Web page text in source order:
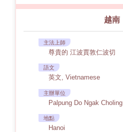
越南
主法上師
尊貴的 江波賈敦仁波切
語文
英文, Vietnamese
主辦單位
Palpung Do Ngak Choling
地點
Hanoi